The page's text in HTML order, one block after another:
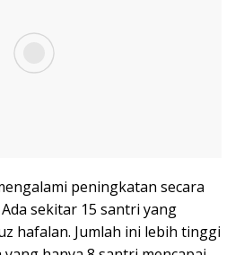
peningkatan secara
sekitar 15 santri yang
hafalan. Jumlah ini lebih tinggi